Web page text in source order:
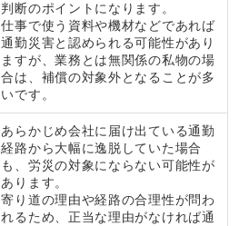
判断のポイントになります。
仕事で使う資料や機材などであれば
通勤災害と認められる可能性があり
ますが、業務とは無関係の私物の場
合は、補償の対象外となることが多
いです。
あらかじめ会社に届け出ている通勤
経路から大幅に逸脱していた場合
も、労災の対象にならない可能性が
あります。
寄り道の理由や経路の合理性が問わ
れるため、正当な理由がなければ通